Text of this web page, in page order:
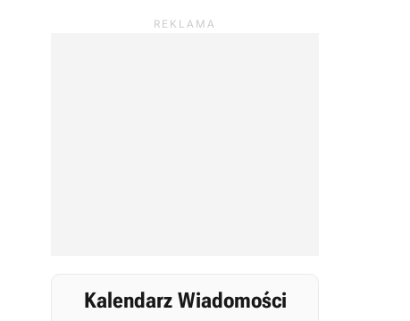
Kalendarz Wiadomości